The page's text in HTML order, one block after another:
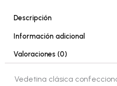
Descripción
Información adicional
Valoraciones (0)
Vedetina clásica